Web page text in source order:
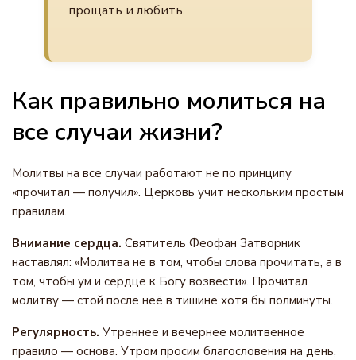
прощать и любить.
Как правильно молиться на
все случаи жизни?
Молитвы на все случаи работают не по принципу
«прочитал — получил». Церковь учит нескольким простым
правилам.
Внимание сердца. Святитель Феофан Затворник
наставлял: «Молитва не в том, чтобы слова прочитать, а в
том, чтобы ум и сердце к Богу возвести». Прочитал
молитву — стой после неё в тишине хотя бы полминуты.
Регулярность. Утреннее и вечернее молитвенное
правило — основа. Утром просим благословения на день,